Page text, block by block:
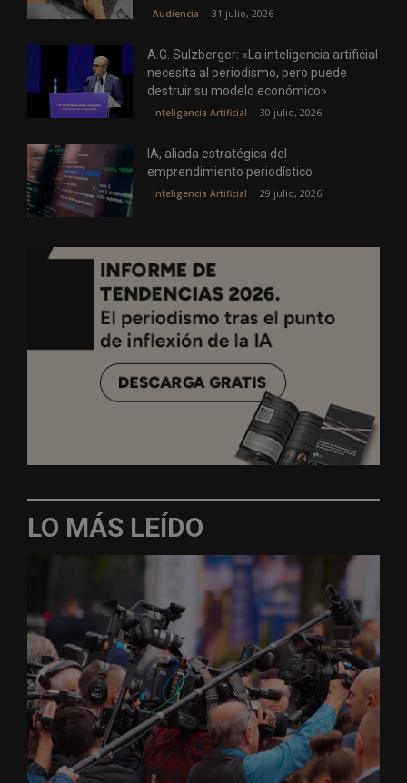
Audiencia 31 julio, 2026
A.G. Sulzberger: «La inteligencia artificial
necesita al periodismo, pero puede
destruir su modelo económico»
Inteligencia Artificial 30 julio, 2026
IA, aliada estratégica del
emprendimiento periodístico
Inteligencia Artificial 29 julio, 2026
LO MÁS LEÍDO